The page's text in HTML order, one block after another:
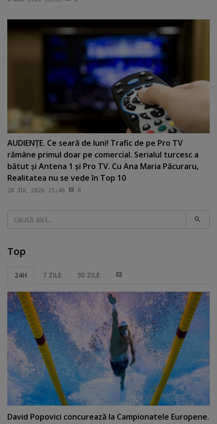
AUDIENŢE. Ce seară de luni! Trafic de pe Pro TV
rămâne primul doar pe comercial. Serialul turcesc a
bătut şi Antena 1 şi Pro TV. Cu Ana Maria Păcuraru,
Realitatea nu se vede în Top 10
28 IUL 2026 15:46 0
Caută
Top
24H 7 ZILE 30 ZILE
David Popovici concurează la Campionatele Europene.